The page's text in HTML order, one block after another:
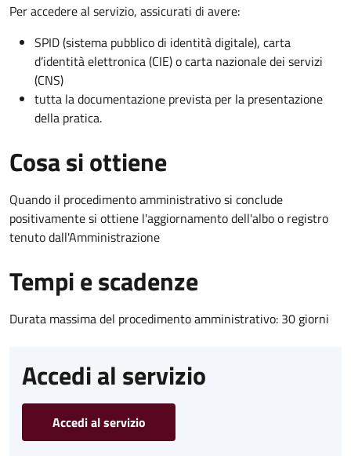
Per accedere al servizio, assicurati di avere:
SPID (sistema pubblico di identità digitale), carta
d’identità elettronica (CIE) o carta nazionale dei servizi
(CNS)
tutta la documentazione prevista per la presentazione
della pratica.
Cosa si ottiene
Quando il procedimento amministrativo si conclude
positivamente si ottiene l'aggiornamento dell'albo o registro
tenuto dall'Amministrazione
Tempi e scadenze
Durata massima del procedimento amministrativo: 30 giorni
Accedi al servizio
Accedi al servizio